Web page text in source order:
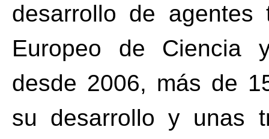
desarrollo de agentes
Europeo de Ciencia
desde 2006, más de
su desarrollo y unas